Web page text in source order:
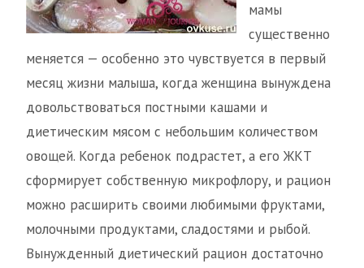
мамы
существенно
меняется — особенно это чувствуется в первый
месяц жизни малыша, когда женщина вынуждена
довольствоваться постными кашами и
диетическим мясом с небольшим количеством
овощей. Когда ребенок подрастет, а его ЖКТ
сформирует собственную микрофлору, и рацион
можно расширить своими любимыми фруктами,
молочными продуктами, сладостями и рыбой.
Вынужденный диетический рацион достаточно